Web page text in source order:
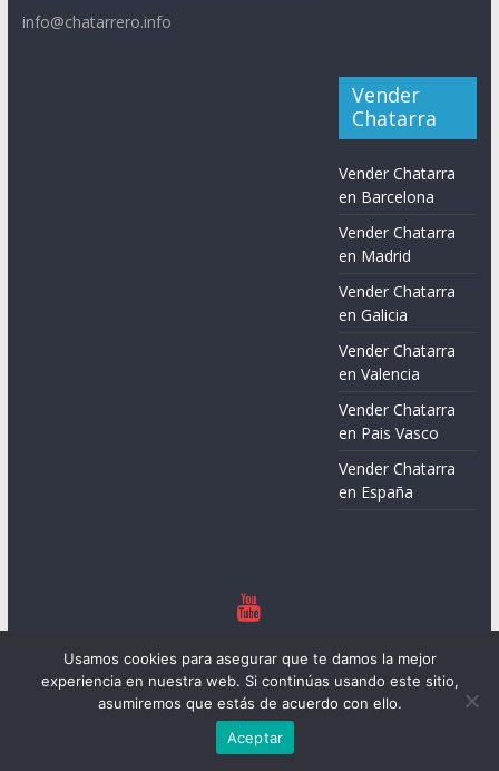
info@chatarrero.info
Vender
Chatarra
Vender Chatarra
en Barcelona
Vender Chatarra
en Madrid
Vender Chatarra
en Galicia
Vender Chatarra
en Valencia
Vender Chatarra
en Pais Vasco
Vender Chatarra
en España
derechos reservados.
Tema:ColorMagpor ThemeGrill. Funciona conWordPress
Usamos cookies para asegurar que te damos la mejor
experiencia en nuestra web. Si continúas usando este sitio,
asumiremos que estás de acuerdo con ello.
Aceptar